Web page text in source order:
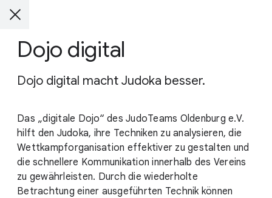
Dojo digital
Dojo digital macht Judoka besser.
Das „digitale Dojo“ des JudoTeams Oldenburg e.V.
hilft den Judoka, ihre Techniken zu analysieren, die
Wettkampforganisation effektiver zu gestalten und
die schnellere Kommunikation innerhalb des Vereins
zu gewährleisten. Durch die wiederholte
Betrachtung einer ausgeführten Technik können